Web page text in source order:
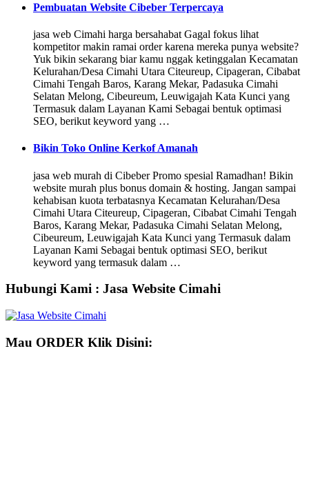
Pembuatan Website Cibeber Terpercaya
jasa web Cimahi harga bersahabat Gagal fokus lihat
kompetitor makin ramai order karena mereka punya website?
Yuk bikin sekarang biar kamu nggak ketinggalan Kecamatan
Kelurahan/Desa Cimahi Utara Citeureup, Cipageran, Cibabat
Cimahi Tengah Baros, Karang Mekar, Padasuka Cimahi
Selatan Melong, Cibeureum, Leuwigajah Kata Kunci yang
Termasuk dalam Layanan Kami Sebagai bentuk optimasi
SEO, berikut keyword yang …
Bikin Toko Online Kerkof Amanah
jasa web murah di Cibeber Promo spesial Ramadhan! Bikin
website murah plus bonus domain & hosting. Jangan sampai
kehabisan kuota terbatasnya Kecamatan Kelurahan/Desa
Cimahi Utara Citeureup, Cipageran, Cibabat Cimahi Tengah
Baros, Karang Mekar, Padasuka Cimahi Selatan Melong,
Cibeureum, Leuwigajah Kata Kunci yang Termasuk dalam
Layanan Kami Sebagai bentuk optimasi SEO, berikut
keyword yang termasuk dalam …
Hubungi Kami : Jasa Website Cimahi
Mau ORDER Klik Disini: